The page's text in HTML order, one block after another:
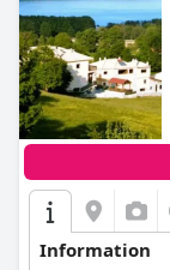
Information